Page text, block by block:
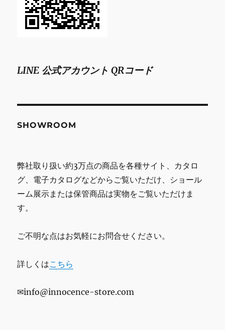
LINE 公式アカウント QRコード
SHOWROOM
弊社取り扱い約3万点の商品を各種サイト、カタロ
グ、電子カタログなどからご覧いただけ、ショール
ーム展示または保管商品は実物をご覧いただけま
す。
ご不明な点はお気軽にお問合せください。
詳しくはこちら
✉info@innocence-store.com